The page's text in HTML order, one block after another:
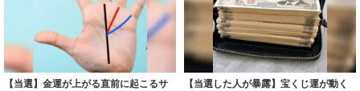
【当選】金運が上がる直前に起こるサ
【当選した人が暴露】宝くじ運が動く